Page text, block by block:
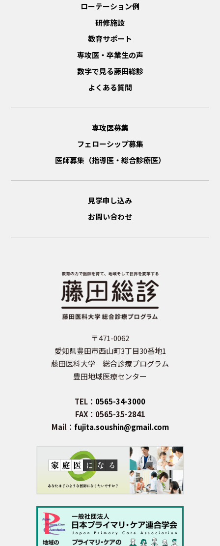
ローテーション例
研修施設
教育サポート
専攻医・卒業生の声
数字で見る藤田総診
よくある質問
専攻医募集
フェローシップ募集
医師募集（指導医・総合診療医）
見学申し込み
お問い合わせ
〒471-0062
愛知県豊田市西山町3丁目30番地1
藤田医科大学 総合診療プログラム
豊田地域医療センター
TEL： 0565-34-3000
FAX：0565-35-2841
Mail： fujita.soushin@gmail.com